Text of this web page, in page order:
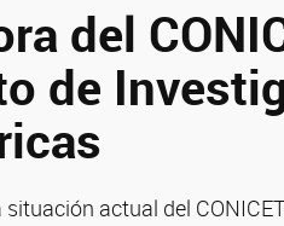
del
de
actual del